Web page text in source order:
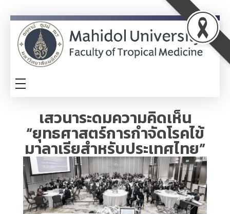
TM-ITA
เสวนาระดมความคิดเห็น
“ยุทธศาสตร์การกำจัดโรคไข้
มาลาเรียสำหรับประเทศไทย”